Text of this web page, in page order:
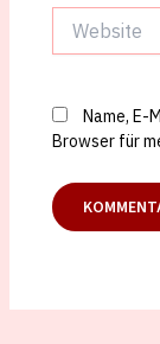
Website
Name, E-
Browser für